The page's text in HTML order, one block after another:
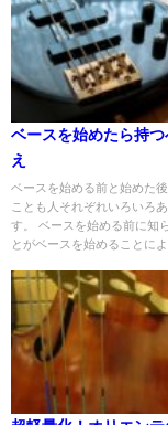
ベースを始めたら持
え
ベースを始める前と始めた
ことも人それぞれいろいろ
す。 ベースを始める前に知
とがベースを始めることによ